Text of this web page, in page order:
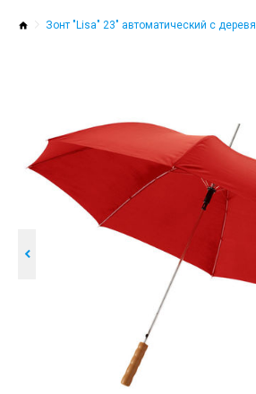
Зонт "Lisa" 23" автоматический с